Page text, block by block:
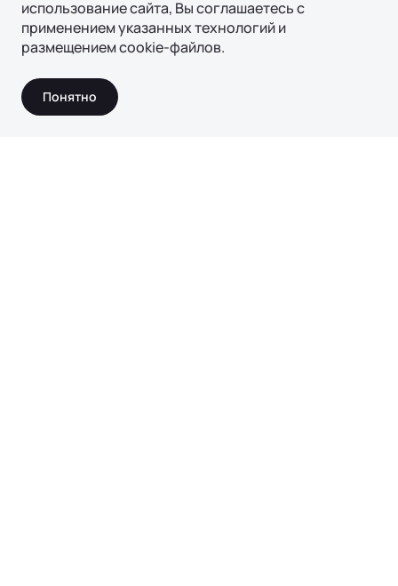
Ли Авто | Li Auto в соцсетях
Ли Авто | Li Auto в соцсетях
Ли Авто | Li Auto в соцсетях
Ли Авто | Li Auto в соцсетяхПодробнее
использование сайта, Вы соглашаетесь с
применением указанных технологий и
размещением cookie-файлов.
Понятно